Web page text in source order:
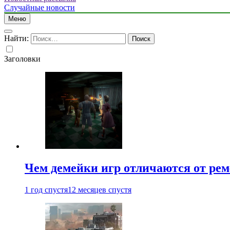
Случайные новости
Меню
Найти:
Заголовки
Чем демейки игр отличаются от
1 год спустя12 месяцев спустя